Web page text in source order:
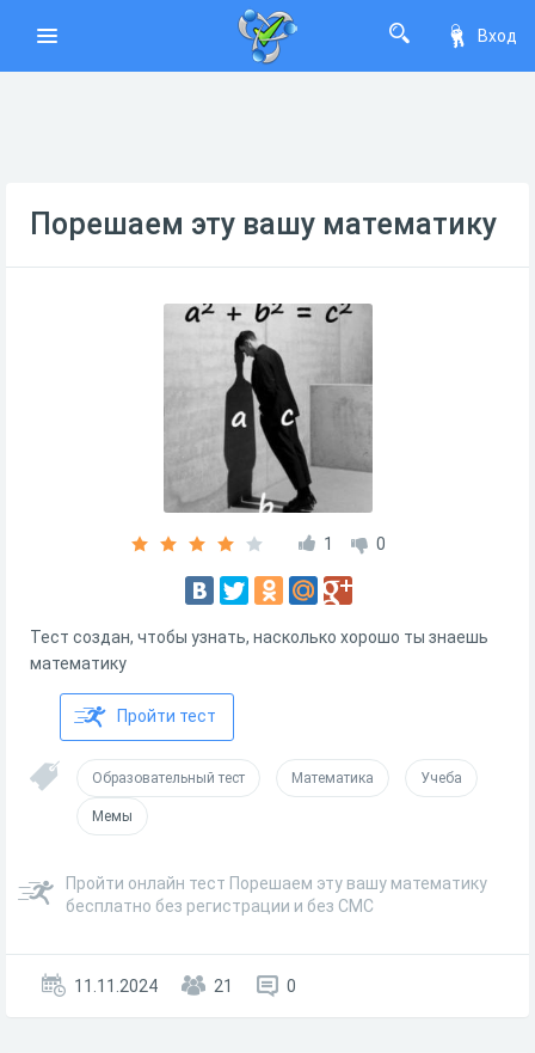
Вход
Порешаем эту вашу математику
1 0
Тест создан, чтобы узнать, насколько хорошо ты знаешь
математику
Пройти тест
Образовательный тест Математика Учеба
Мемы
Пройти онлайн тест Порешаем эту вашу математику
бесплатно без регистрации и без СМС
11.11.2024 21 0